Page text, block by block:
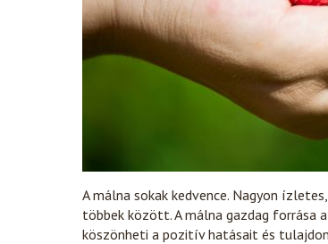
A málna sokak kedvence. Nagyon
többek között. A málna gazdag forrása
köszönheti a pozitív hatásait és